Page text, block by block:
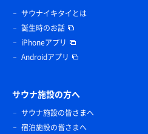
サウナイキタイとは
誕生時のお話
iPhoneアプリ
Androidアプリ
サウナ施設の方へ
サウナ施設の皆さまへ
宿泊施設の皆さまへ